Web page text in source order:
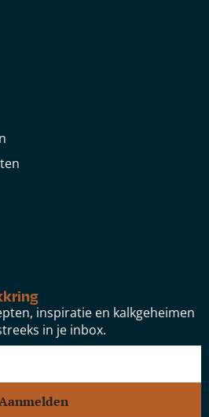
inspiratie en kalkgeheimen
in je inbox.